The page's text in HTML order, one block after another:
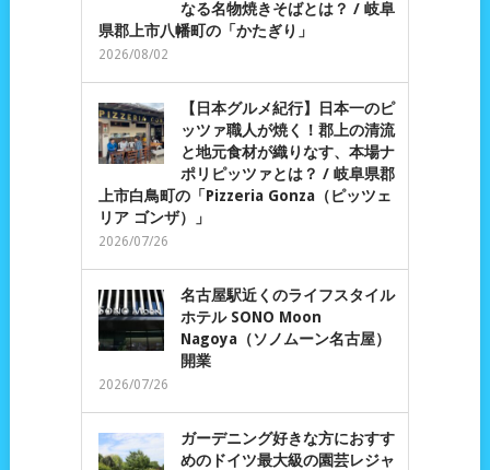
なる名物焼きそばとは？ / 岐阜
県郡上市八幡町の「かたぎり」
2026/08/02
【日本グルメ紀行】日本一のピ
ッツァ職人が焼く！郡上の清流
と地元食材が織りなす、本場ナ
ポリピッツァとは？ / 岐阜県郡
上市白鳥町の「Pizzeria Gonza（ピッツェ
リア ゴンザ）」
2026/07/26
名古屋駅近くのライフスタイル
ホテル SONO Moon
Nagoya（ソノムーン名古屋）
開業
2026/07/26
ガーデニング好きな方におすす
めのドイツ最大級の園芸レジャ